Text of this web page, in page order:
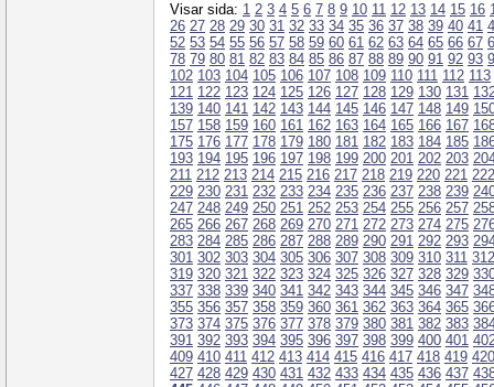
Visar sida: 1 2 3 4 5 6 7 8 9 10 11 12 13 14 15 16
26 27 28 29 30 31 32 33 34 35 36 37 38 39 40 41
52 53 54 55 56 57 58 59 60 61 62 63 64 65 66 67
78 79 80 81 82 83 84 85 86 87 88 89 90 91 92 93
102 103 104 105 106 107 108 109 110 111 112 113
121 122 123 124 125 126 127 128 129 130 131
139 140 141 142 143 144 145 146 147 148 149
157 158 159 160 161 162 163 164 165 166 167
175 176 177 178 179 180 181 182 183 184 185
193 194 195 196 197 198 199 200 201 202 203
211 212 213 214 215 216 217 218 219 220 221 222
229 230 231 232 233 234 235 236 237 238 239
247 248 249 250 251 252 253 254 255 256 257
265 266 267 268 269 270 271 272 273 274 275
283 284 285 286 287 288 289 290 291 292 293
301 302 303 304 305 306 307 308 309 310 311 312
319 320 321 322 323 324 325 326 327 328 329
337 338 339 340 341 342 343 344 345 346 347
355 356 357 358 359 360 361 362 363 364 365
373 374 375 376 377 378 379 380 381 382 383
391 392 393 394 395 396 397 398 399 400 401
409 410 411 412 413 414 415 416 417 418 419 420
427 428 429 430 431 432 433 434 435 436 437